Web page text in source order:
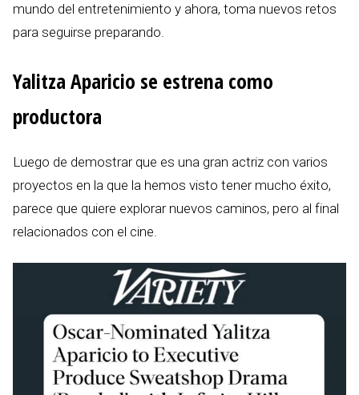
mundo del entretenimiento y ahora, toma nuevos retos
para seguirse preparando.
Yalitza Aparicio se estrena como
productora
Luego de demostrar que es una gran actriz con varios
proyectos en la que la hemos visto tener mucho éxito,
parece que quiere explorar nuevos caminos, pero al final
relacionados con el cine.